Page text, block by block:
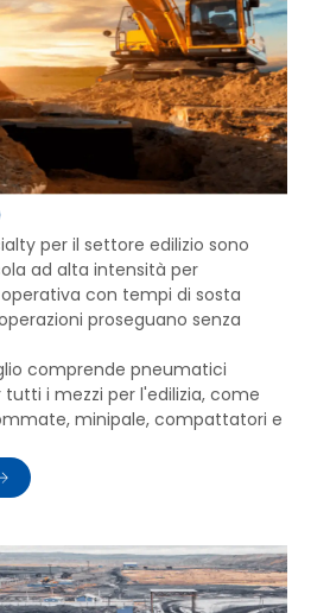
per il settore edilizio sono
ad alta intensità per
con tempi di sosta
proseguano senza
comprende pneumatici
i mezzi per l'edilizia, come
minipale, compattatori e